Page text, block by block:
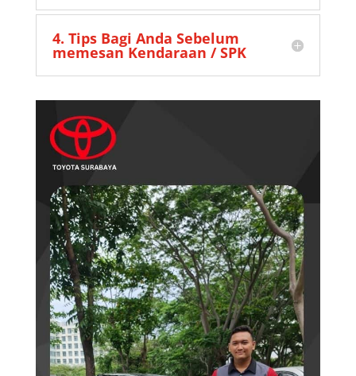
4. Tips Bagi Anda Sebelum
memesan Kendaraan / SPK